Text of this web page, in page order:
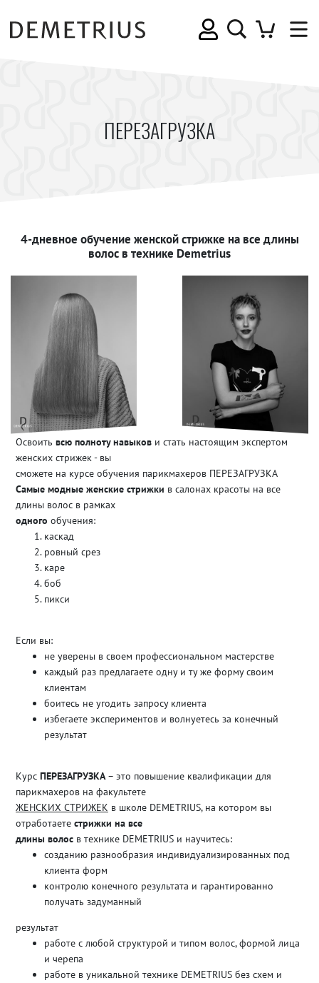
ПЕРЕЗАГРУЗКА
4-дневное обучение женской стрижке на все длины
волос в технике Demetrius
Освоить всю полноту навыков и стать настоящим экспертом
женских стрижек - вы
сможете на курсе обучения парикмахеров ПЕРЕЗАГРУЗКА
Самые модные женские стрижки в салонах красоты на все
длины волос в рамках
одного обучения:
каскад
ровный срез
каре
боб
пикси
Если вы:
не уверены в своем профессиональном мастерстве
каждый раз предлагаете одну и ту же форму своим
клиентам
боитесь не угодить запросу клиента
избегаете экспериментов и волнуетесь за конечный
результат
Курс ПЕРЕЗАГРУЗКА – это повышение квалификации для
парикмахеров на факультете
ЖЕНСКИХ СТРИЖЕК в школе DEMETRIUS, на котором вы
отработаете стрижки на все
длины волос в технике DEMETRIUS и научитесь:
созданию разнообразия индивидуализированных под
клиента форм
контролю конечного результата и гарантированно
получать задуманный
результат
работе с любой структурой и типом волос, формой лица
и черепа
работе в уникальной технике DEMETRIUS без схем и